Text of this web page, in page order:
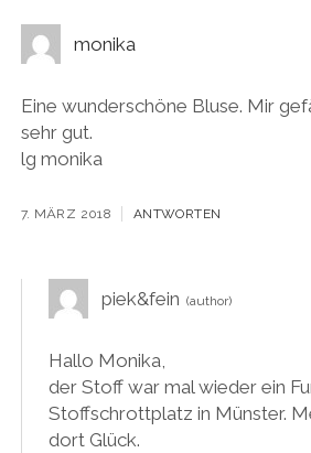
monika
Eine wunderschöne Bluse. Mir
sehr gut.
lg monika
7. MÄRZ 2018 ANTWORTEN
piek&fein
Hallo Monika,
der Stoff war mal wieder ein
Stoffschrottplatz in Münster.
dort Glück.